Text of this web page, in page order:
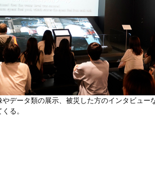
やデータ類の展示、被災した方のインタビュー
る。